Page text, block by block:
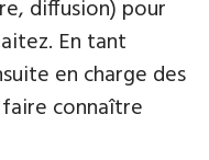
diffusion) pour
En tant
en charge des
connaître